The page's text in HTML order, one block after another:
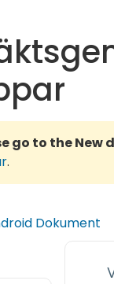
go to the
.
Dokument